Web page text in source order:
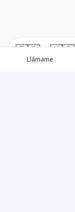
🇪🇸 🇺🇸
Llámame